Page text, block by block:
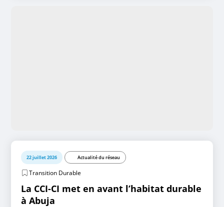
22 juillet 2026 Actualité du réseau
Transition Durable
La CCI-CI met en avant l’habitat durable
à Abuja